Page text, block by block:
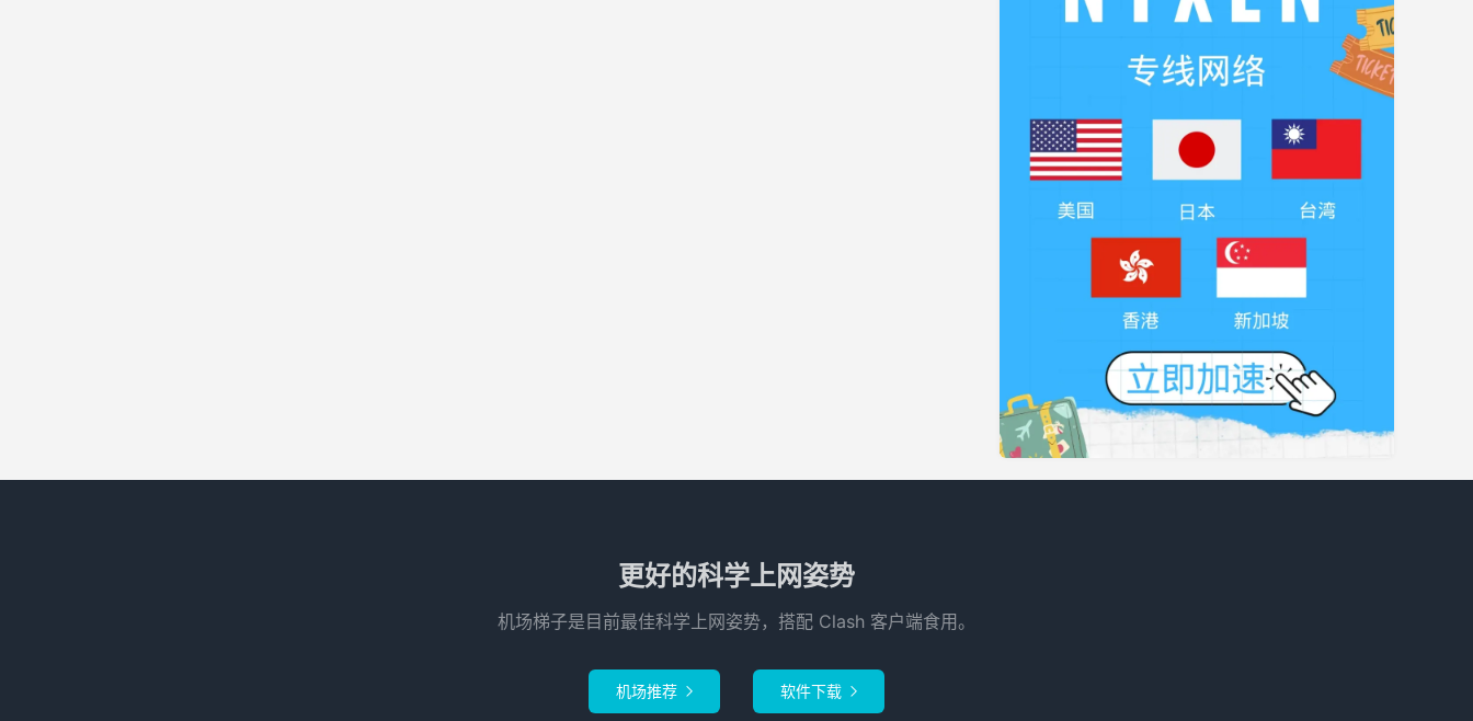
更好的科学上网姿势
机场梯子是目前最佳科学上网姿势，搭配 Clash 客户端食用。
机场推荐  软件下载 